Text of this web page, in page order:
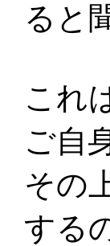
ると
これ
ご自
その
する